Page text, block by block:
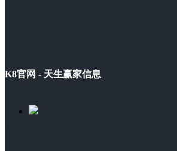
K8官网 - 天生赢家信息